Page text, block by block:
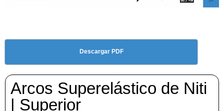
Descargar PDF
Arcos Superelástico de Niti
| Superior